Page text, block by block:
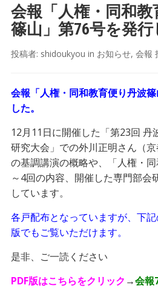
会報「人権・同和
篠山」第76号を発行
投稿者: shidoukyou in お知らせ, 会報
会報「人権・同和教育便り丹波
した。
12月11日に開催した「第23回 丹
研究大会」での外川正明さん（京
の基調講演の概略や、「人権・
～4回の内容、開催した専門部会
しています。
各戸配布となっていますが、下
版でもご覧いただけます。
是非、ご一読ください
PDF版はこちらをクリック →会報